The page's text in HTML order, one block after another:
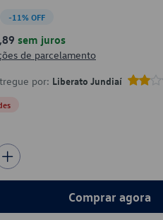
-11% OFF
sem juros
de parcelamento
por: Liberato Jundiaí
Comprar agora